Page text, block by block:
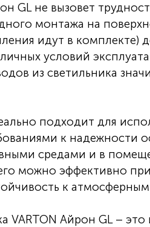
GL не вызовет
монтажа на
идут в комплекте)
условий
из светильника
подходит для
к надежности
средами и в
можно эффективно
к
VARTON Айрон GL –